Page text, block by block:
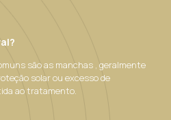
são as manchas , geralmente
solar ou excesso de
ao tratamento.